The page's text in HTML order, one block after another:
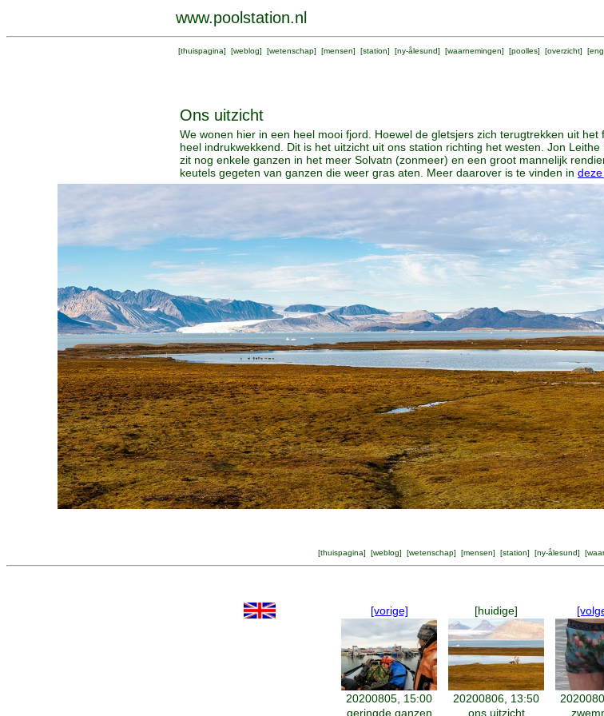
www.poolstation.nl
[thuispagina] [weblog] [wetenschap] [mensen] [station] [ny-ålesund] [waarnemingen] [poolles] [overzicht] [
Ons uitzicht
We wonen hier in een heel mooi fjord. Hoewel de gletsjers zich terugtrekken uit
heel indrukwekkend. Dit is het uitzicht uit ons station richting het westen. Jon
zit nog enkele ganzen in het meer Solvatn (zonmeer) en een groot mannelijk
keutels gegeten van ganzen die weer gras aten. Meer daarover is te vinden in
[thuispagina] [weblog] [wetenschap] [mensen] [station] [ny-ålesund] [
[vorige] [huidige]
20200805, 15:00 20200806, 13:50
geringde ganzen ons uitzicht